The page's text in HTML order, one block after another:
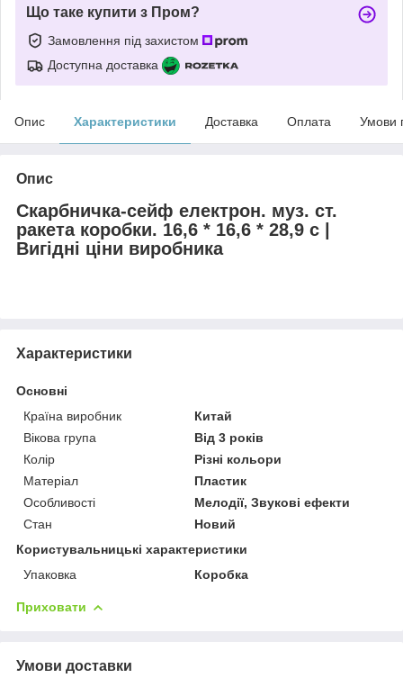
Що таке купити з Пром?
Замовлення під захистом
Доступна доставка
Опис Характеристики Доставка Оплата Умови
Опис
Скарбничка-сейф електрон. муз. ст.
ракета коробки. 16,6 * 16,6 * 28,9 с |
Вигідні ціни виробника
Характеристики
Основні
Країна виробник
Китай
Вікова група
Від 3 років
Колір
Різні кольори
Матеріал
Пластик
Особливості
Мелодії, Звукові ефекти
Стан
Новий
Користувальницькі характеристики
Упаковка
Коробка
Приховати
Умови доставки